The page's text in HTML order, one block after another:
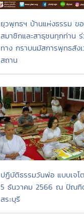
ยุวพุทธฯ บ้านแห่งธรรม ข
สมาชิกและสาธุชนทุกท่าน
ทาง กราบนมัสการพุทธสัง
สถาน
ปฏิบัติธรรมวันพ่อ แบบเจ
5 ธันวาคม 2566 ณ ปัณฑิ
สระบุรี